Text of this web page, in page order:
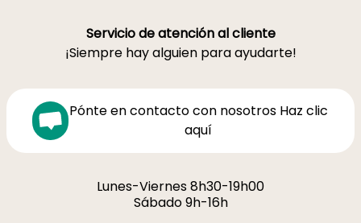
Servicio de atención al cliente
¡Siempre hay alguien para ayudarte!
Pónte en contacto con nosotros Haz clic
aquí
Lunes-Viernes 8h30-19h00
Sábado 9h-16h